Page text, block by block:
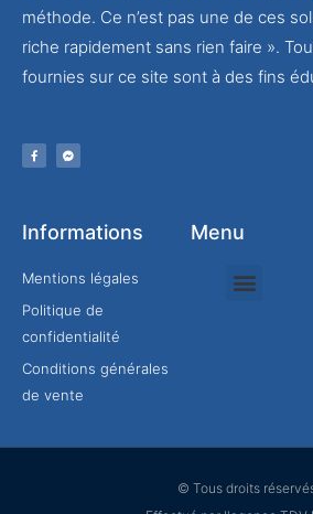
méthode. Ce n’est pas une de ces
riche rapidement sans rien faire ».
fournies sur ce site sont à des fins
Informations
Mentions légales
Politique de
confidentialité
Conditions générales
de vente
Menu
© Tous droits